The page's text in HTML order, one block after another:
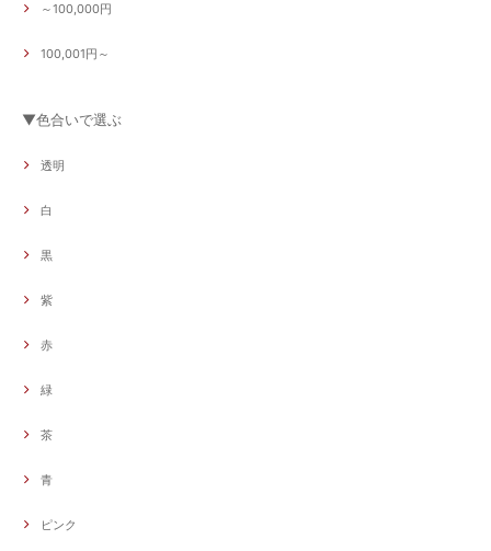
～100,000円
100,001円～
▼色合いで選ぶ
透明
白
黒
紫
赤
緑
茶
青
ピンク